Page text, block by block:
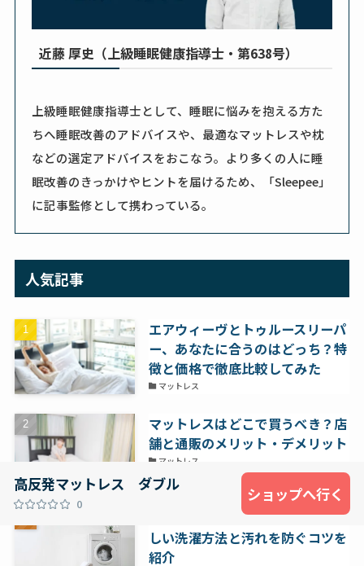
高反発マットレス ダブル
0 ショップへ行く
近藤 厚史（上級睡眠健康指導士・第638号）
上級睡眠健康指導士として、睡眠に悩みを抱える方た
ちへ睡眠改善のアドバイスや、最適なマットレスや枕
などの選定アドバイスをおこなう。より多くの人に睡
眠改善のきっかけやヒントを届けるため、「Sleepee」
に記事監修として携わっている。
人気記事
エアウィーヴとトゥルースリーパ
ー、あなたに合うのはどっち？特
徴と価格で徹底比較してみた
マットレス
マットレスはどこで買うべき？店
舗と通販のメリット・デメリット
マットレス
枕を乾燥機にかけるのは危険？正
しい洗濯方法と汚れを防ぐコツを
紹介